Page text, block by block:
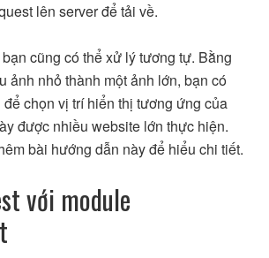
lên server để tải về.
cũng có thể xử lý tương tự. Bằng
ảnh nhỏ thành một ảnh lớn, bạn có
chọn vị trí hiển thị tương ứng của
được nhiều website lớn thực hiện.
bài hướng dẫn này để hiểu chi tiết.
với module